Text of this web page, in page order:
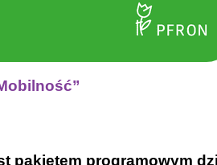
pakietem programowym